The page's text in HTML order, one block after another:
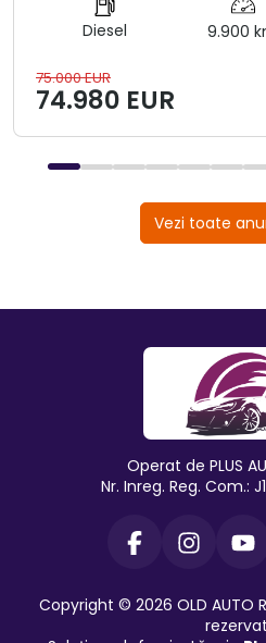
Diesel 9.900
75.000 EUR
74.980 EUR
Vezi toate
Operat de PLUS
Nr. Inreg. Reg. Com.:
Copyright © 2026 OLD AUTO